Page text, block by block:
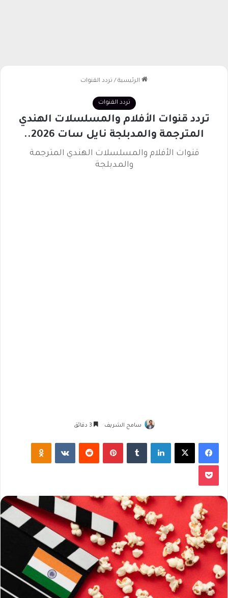
الرئيسية / تردد القنوات
تردد القنوات
تردد قنوات الأفلام والمسلسلات الهندي
المترجمة والمدبلجة نايل سات 2026..
قنوات الأفلام والمسلسلات الهندي المترجمة
والمدبلجة
سامح الشريف
فيسبوك لينكدإن بينتيريست